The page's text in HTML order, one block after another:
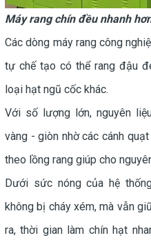
Máy rang chín đều nhanh
Các dòng máy rang công
tự chế tạo có thể rang đậu
loại hạt ngũ cốc khác.
Với số lượng lớn, nguyên
vàng - giòn nhờcác cánh
theo lồng rang giúp cho
Dưới sức nóng của hệ
không bị cháy xém, mà vẫn
ra, thời gian làm chín hạt